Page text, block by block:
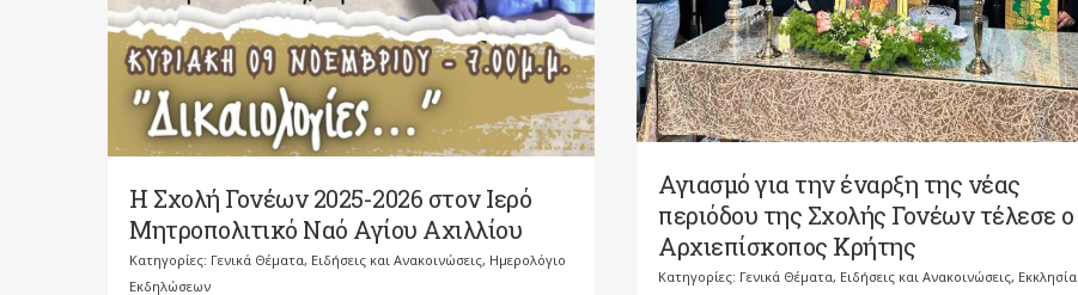
H Σχολή Γονέων 2025-2026 στον Ιερό
Μητροπολιτικό Ναό Αγίου Αχιλλίου
Κατηγορίες: Γενικά Θέματα, Ειδήσεις και Ανακοινώσεις, Ημερολόγιο
Εκδηλώσεων
Αγιασμό για την έναρξη της νέας
περιόδου της Σχολής Γονέων τέλεσε ο
Αρχιεπίσκοπος Κρήτης
Κατηγορίες: Γενικά Θέματα, Ειδήσεις και Ανακοινώσεις, Εκκλησία